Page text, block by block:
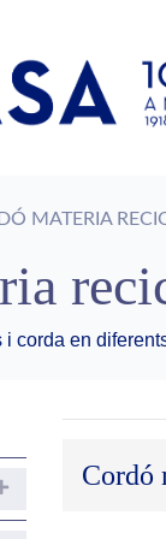
MATERIA
corda en
Cordó